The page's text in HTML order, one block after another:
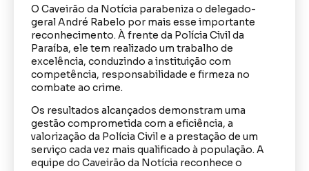
O Caveirão da Notícia parabeniza o delegado-
geral André Rabelo por mais esse importante
reconhecimento. À frente da Polícia Civil da
Paraíba, ele tem realizado um trabalho de
excelência, conduzindo a instituição com
competência, responsabilidade e firmeza no
combate ao crime.
Os resultados alcançados demonstram uma
gestão comprometida com a eficiência, a
valorização da Polícia Civil e a prestação de um
serviço cada vez mais qualificado à população. A
equipe do Caveirão da Notícia reconhece o